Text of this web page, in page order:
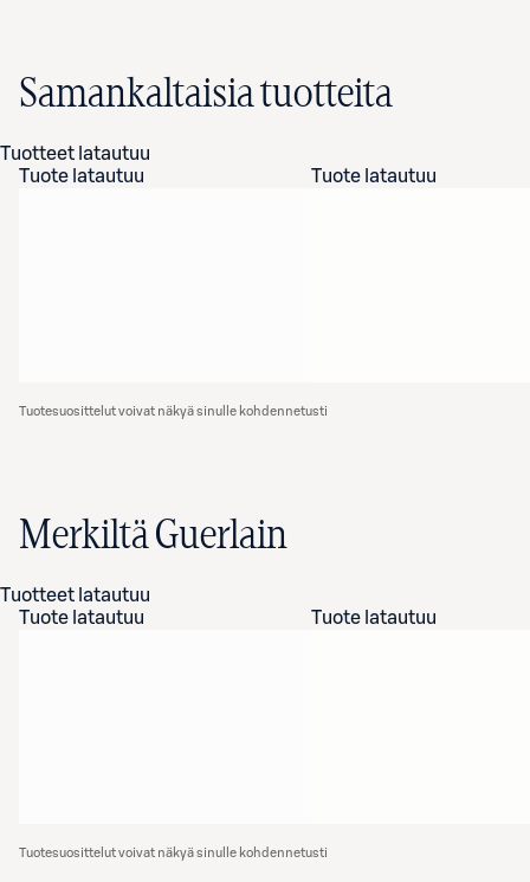
Samankaltaisia tuotteita
Tuotteet latautuu
Tuote latautuu
Tuote latautuu
Tuotesuosittelut voivat näkyä sinulle kohdennetusti
Merkiltä Guerlain
Tuotteet latautuu
Tuote latautuu
Tuote latautuu
Tuotesuosittelut voivat näkyä sinulle kohdennetusti